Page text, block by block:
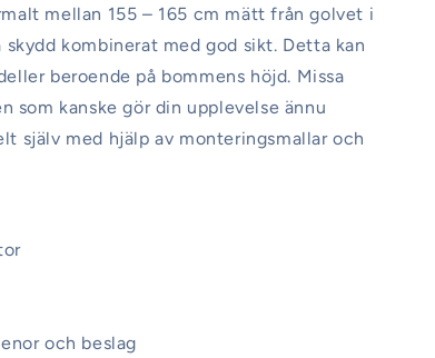
mellan 155 – 165 cm mätt från golvet i
kombinerat med god sikt. Detta kan
beroende på bommens höjd. Missa
som kanske gör din upplevelse ännu
själv med hjälp av monteringsmallar och
och beslag